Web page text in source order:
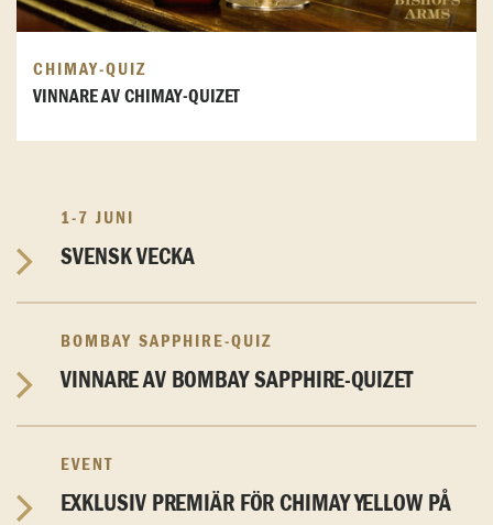
CHIMAY-QUIZ
VINNARE AV CHIMAY-QUIZET
1-7 JUNI
SVENSK VECKA
BOMBAY SAPPHIRE-QUIZ
VINNARE AV BOMBAY SAPPHIRE-QUIZET
EVENT
EXKLUSIV PREMIÄR FÖR CHIMAY YELLOW PÅ